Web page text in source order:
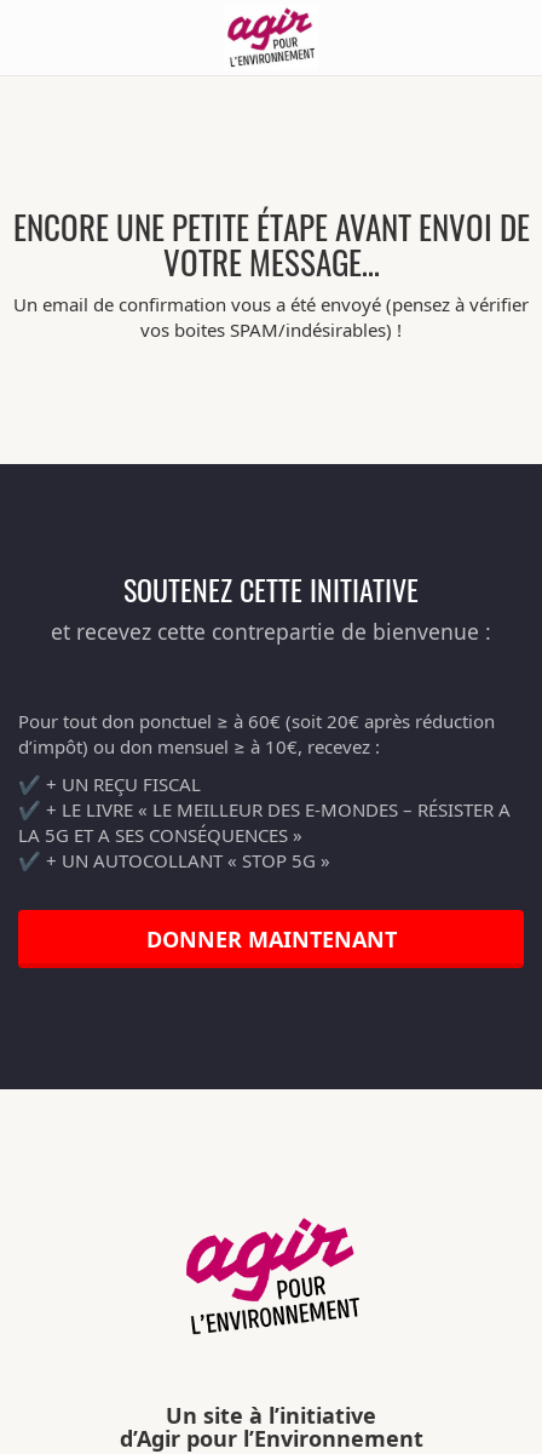
ENCORE UNE PETITE ÉTAPE AVANT ENVOI DE
VOTRE MESSAGE…
Un email de confirmation vous a été envoyé (pensez à vérifier
vos boites SPAM/indésirables) !
SOUTENEZ CETTE INITIATIVE
et recevez cette contrepartie de bienvenue :
Pour tout don ponctuel ≥ à 60€ (soit 20€ après réduction
d’impôt) ou don mensuel ≥ à 10€, recevez :
✔️ + UN REÇU FISCAL
✔️ + LE LIVRE « LE MEILLEUR DES E-MONDES – RÉSISTER A
LA 5G ET A SES CONSÉQUENCES »
✔️ + UN AUTOCOLLANT « STOP 5G »
DONNER MAINTENANT
Un site à l’initiative
d’Agir pour l’Environnement